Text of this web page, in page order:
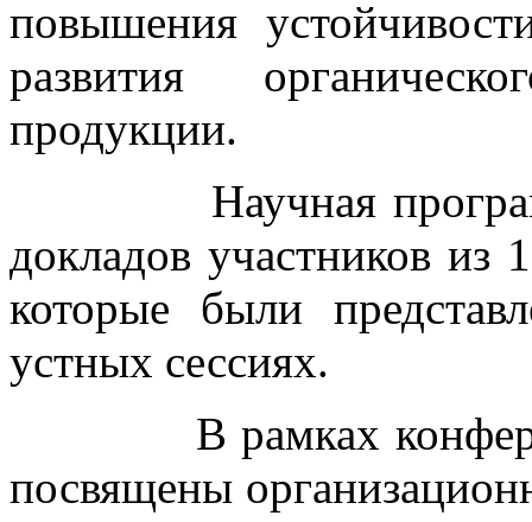
повышения
развития
продукции.
Научная программа
докладов участников из
которые были
устных сессиях.
В рамках
посвящены